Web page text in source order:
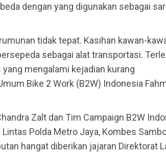
dengan yang digunakan sebagai
tidak tepat. Kasihan kawan-
sebagai alat transportasi.
mengalami kejadian kurang
Bike 2 Work (B2W) Indonesia
Zalt dan Tim Campaign B2W
Polda Metro Jaya, Kombes
hangat diberikan jajaran Direktorat